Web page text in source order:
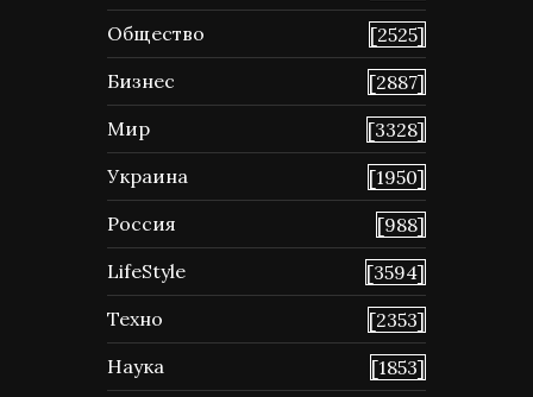
Общество
[2525]
Бизнес
[2887]
Мир
[3328]
Украина
[1950]
Россия
[988]
LifeStyle
[3594]
Техно
[2353]
Наука
[1853]